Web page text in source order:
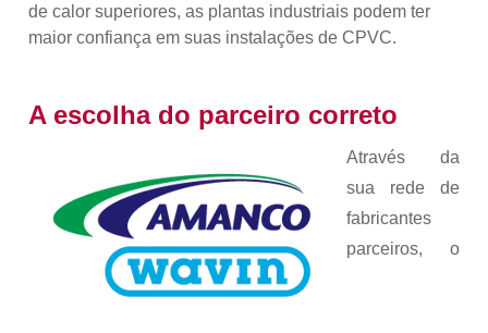
de calor superiores, as plantas industriais podem ter
maior confiança em suas instalações de CPVC.
A escolha do parceiro correto
Através da
sua rede de
fabricantes
parceiros, o